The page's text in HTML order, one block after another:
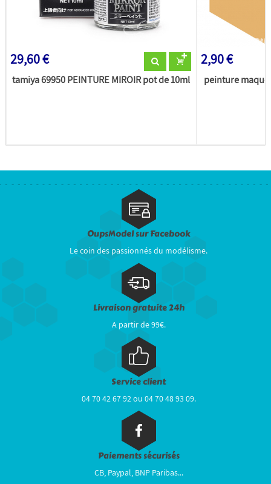
29,60 €
tamiya 69950 PEINTURE MIROIR pot de 10ml
2,90 €
peinture
OupsModel sur Facebook
Le coin des passionnés du modélisme.
Livraison gratuite 24h
A partir de 99€.
Service client
04 70 42 67 92 ou 04 70 48 93 09.
Paiements sécurisés
CB, Paypal, BNP Paribas...